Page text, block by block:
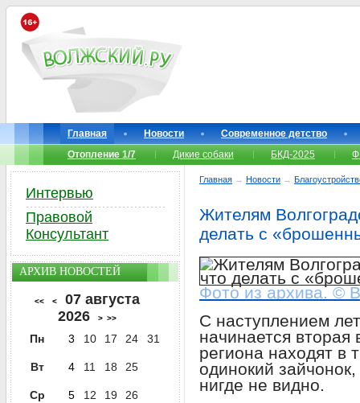
Главная Новости
Современное детство
Отопление 1/7
Дикие собаки БКД-2025
Главная → Новости →
Жителям
делать с
Фото из архива. ©
С наступлением
начинается
региона находят в
одинокий
нигде не видно.
Интервью
Правовой
Консультант
АРХИВ НОВОСТЕЙ
<< <
07 августа
2026
> >>
Пн 3 10 17 24 31
Вт 4 11 18 25
Ср 5 12 19 26